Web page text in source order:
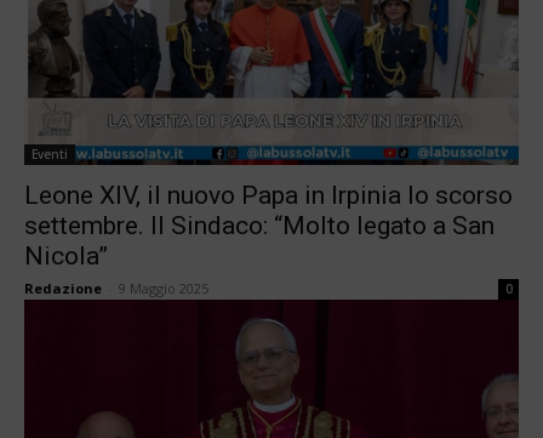
Eventi
Leone XIV, il nuovo Papa in Irpinia lo scorso
settembre. Il Sindaco: “Molto legato a San
Nicola”
Redazione 9 Maggio 2025 0